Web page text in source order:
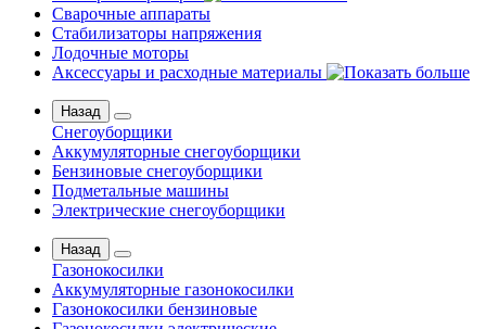
Сварочные аппараты
Стабилизаторы напряжения
Лодочные моторы
Аксессуары и расходные материалы
Назад
Снегоуборщики
Аккумуляторные снегоуборщики
Бензиновые снегоуборщики
Подметальные машины
Электрические снегоуборщики
Назад
Газонокосилки
Аккумуляторные газонокосилки
Газонокосилки бензиновые